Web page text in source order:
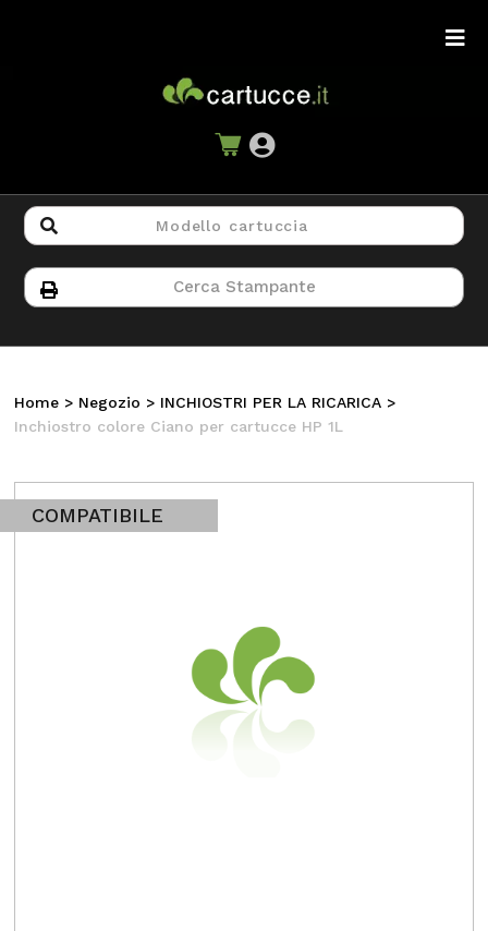
Home > Negozio > INCHIOSTRI PER LA RICARICA >
Inchiostro colore Ciano per cartucce HP 1L
COMPATIBILE